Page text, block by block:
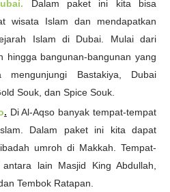
Dalam paket ini kita bisa
wisata Islam dan mendapatkan
Islam di Dubai. Mulai dari
hingga bangunan-bangunan yang
mengunjungi Bastakiya, Dubai
Souk, dan Spice Souk.
. Di Al-Aqso banyak tempat-tempat
Dalam paket ini kita dapat
umroh di Makkah. Tempat-
lain Masjid King Abdullah,
Tembok Ratapan.